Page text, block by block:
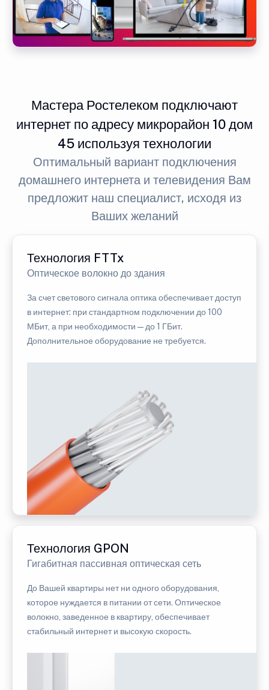
Мастера Ростелеком подключают
интернет по адресу микрорайон 10 дом
45 используя технологии
Оптимальный вариант подключения
домашнего интернета и телевидения Вам
предложит наш специалист, исходя из
Ваших желаний
Технология FTTx
Оптическое волокно до здания
За счет светового сигнала оптика обеспечивает доступ
в интернет: при стандартном подключении до 100
МБит, а при необходимости — до 1 ГБит.
Дополнительное оборудование не требуется.
Технология GPON
Гигабитная пассивная оптическая сеть
До Вашей квартиры нет ни одного оборудования,
которое нуждается в питании от сети. Оптическое
волокно, заведенное в квартиру, обеспечивает
стабильный интернет и высокую скорость.